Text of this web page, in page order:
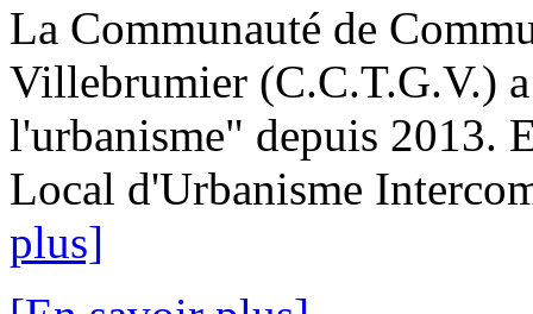
La Communauté de
Villebrumier (C.C.T.G.V.)
l'urbanisme" depuis 2013.
Local d'Urbanisme
plus]